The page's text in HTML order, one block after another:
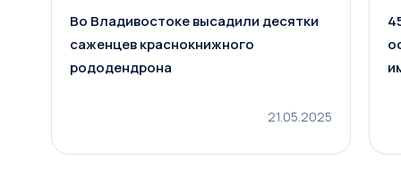
Во Владивостоке высадили десятки
саженцев краснокнижного
рододендрона
21.05.2025